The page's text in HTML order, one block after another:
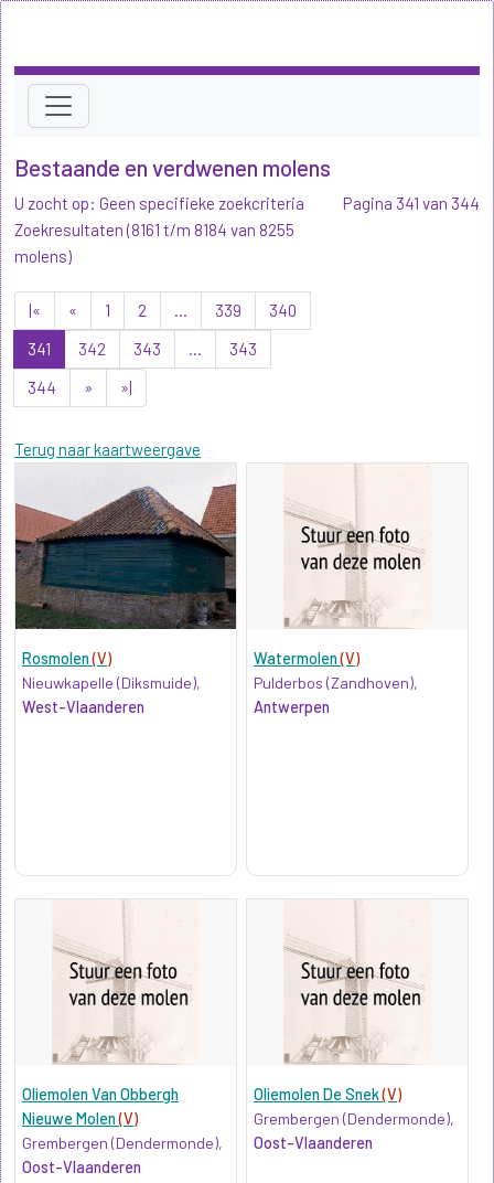
Bestaande en verdwenen molens
U zocht op: Geen specifieke zoekcriteria
Zoekresultaten (8161 t/m 8184 van 8255
molens)
|« « 1 2 ... 339
340
341
342 343 ...
343
344
» »|
Terug naar kaartweergave
Pagina 341 van 344
Rosmolen(V)
Nieuwkapelle (Diksmuide),
West-Vlaanderen
Watermolen(V)
Pulderbos (Zandhoven),
Antwerpen
Oliemolen Van Obbergh
Nieuwe Molen(V)
Grembergen (Dendermonde),
Oost-Vlaanderen
Oliemolen De Snek(V)
Grembergen (Dendermonde),
Oost-Vlaanderen